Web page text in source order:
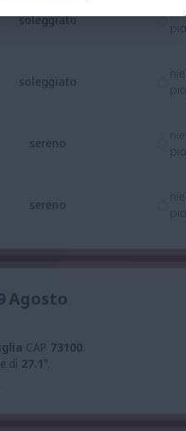
soleggiato
soleggiato
sereno
sereno
Agosto
CAP 73100.
di 27.1°.